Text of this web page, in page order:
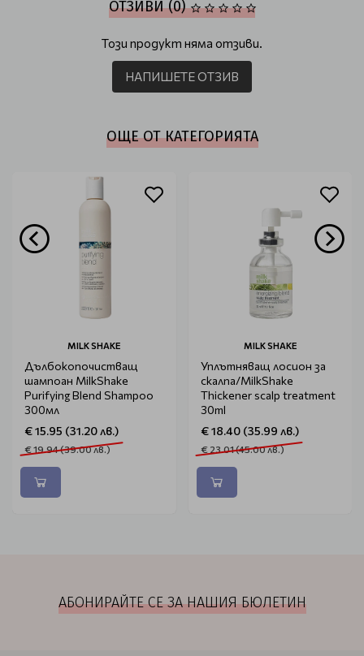
ОТЗИВИ (0)
Този продукт няма отзиви.
НАПИШЕТЕ ОТЗИВ
ОЩЕ ОТ КАТЕГОРИЯТА
MILK SHAKE
Дълбокопочистващ
шампоан MilkShake
Purifying Blend Shampoo
300мл
€ 15.95 (31.20 лв.)
€ 19.94 (39.00 лв.)
MILK SHAKE
Уплътняващ лосион за
скалпа/MilkShake
Тhickener scalp treatment
30ml
€ 18.40 (35.99 лв.)
€ 23.01 (45.00 лв.)
АБОНИРАЙТЕ СЕ ЗА НАШИЯ БЮЛЕТИН